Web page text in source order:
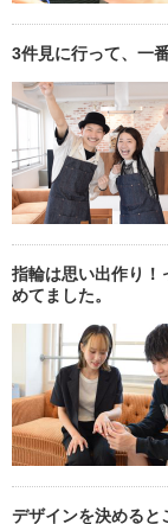
3件見に行って、一
指輪は思い出作り！
めてました。
デザインを決めると